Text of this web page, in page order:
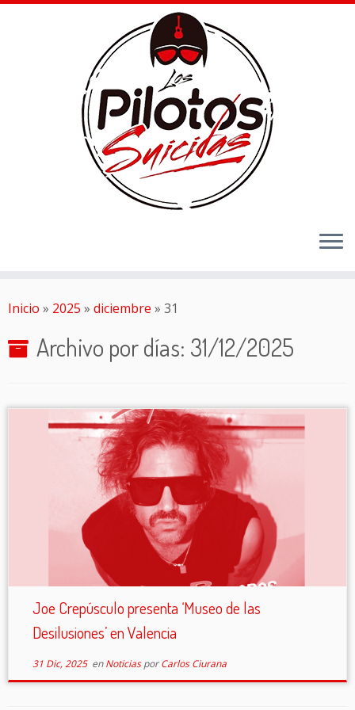
Inicio » 2025 » diciembre » 31
Archivo por días: 31/12/2025
Joe Crepúsculo presenta ‘Museo de las
Desilusiones’ en Valencia
31 Dic, 2025enNoticiasporCarlos Ciurana